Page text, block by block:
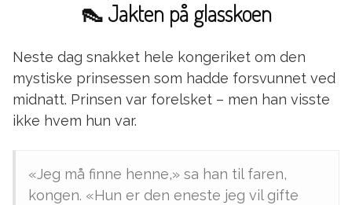
👠 Jakten på glasskoen
Neste dag snakket hele kongeriket om den
mystiske prinsessen som hadde forsvunnet ved
midnatt. Prinsen var forelsket – men han visste
ikke hvem hun var.
«Jeg må finne henne,» sa han til faren,
kongen. «Hun er den eneste jeg vil gifte